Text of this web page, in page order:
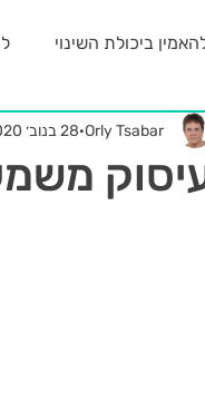
ביכולת השינוי
Orly Tsabar 28 בנוב׳ 2020